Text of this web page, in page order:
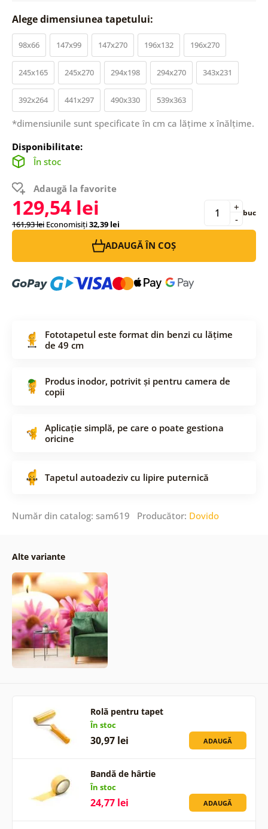
Alege dimensiunea tapetului:
98x66 147x99 147x270 196x132 196x270
245x165 245x270 294x198 294x270 343x231
392x264 441x297 490x330 539x363
*dimensiunile sunt specificate în cm ca lățime x înălțime.
Disponibilitate:
În stoc
Adaugă la favorite
129,54 lei
161,93 lei Economisiți32,39 lei -
+ buc
ADAUGĂ ÎN COȘ
Fototapetul este format din benzi cu lățime
de 49 cm
Produs inodor, potrivit și pentru camera de
copii
Aplicație simplă, pe care o poate gestiona
oricine
Tapetul autoadeziv cu lipire puternică
Număr din catalog: sam619 Producător: Dovido
Alte variante
Rolă pentru tapet
În stoc
30,97 lei ADAUGĂ
Bandă de hârtie
În stoc
24,77 lei ADAUGĂ